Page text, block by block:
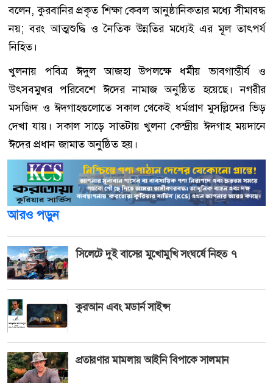
বলেন, কুরবানির প্রকৃত শিক্ষা কেবল আনুষ্ঠানিকতার মধ্যে সীমাবদ্ধ
নয়; বরং আত্মশুদ্ধি ও নৈতিক উন্নতির মধ্যেই এর মূল তাৎপর্য
নিহিত।
খুলনায় পবিত্র ঈদুল আজহা উপলক্ষে ধর্মীয় ভাবগাম্ভীর্য ও
উৎসবমুখর পরিবেশে ঈদের নামাজ অনুষ্ঠিত হয়েছে। নগরীর
মসজিদ ও ঈদগাহগুলোতে সকাল থেকেই ধর্মপ্রাণ মুসল্লিদের ভিড়
দেখা যায়। সকাল সাড়ে সাতটায় খুলনা কেন্দ্রীয় ঈদগাহ ময়দানে
ঈদের প্রধান জামাত অনুষ্ঠিত হয়।
আরও পড়ুন
সিলেটে দুই বাসের মুখোমুখি সংঘর্ষে নিহত ৭
কুরআন এবং মডার্ন সাইন্স
প্রতারণার মামলায় আইনি বিপাকে সালমান